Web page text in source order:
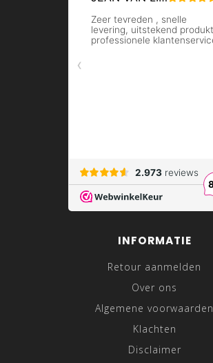
INFORMATIE
Retour aanmelden
Over ons
Algemene voorwaarden
Klachten
Disclaimer